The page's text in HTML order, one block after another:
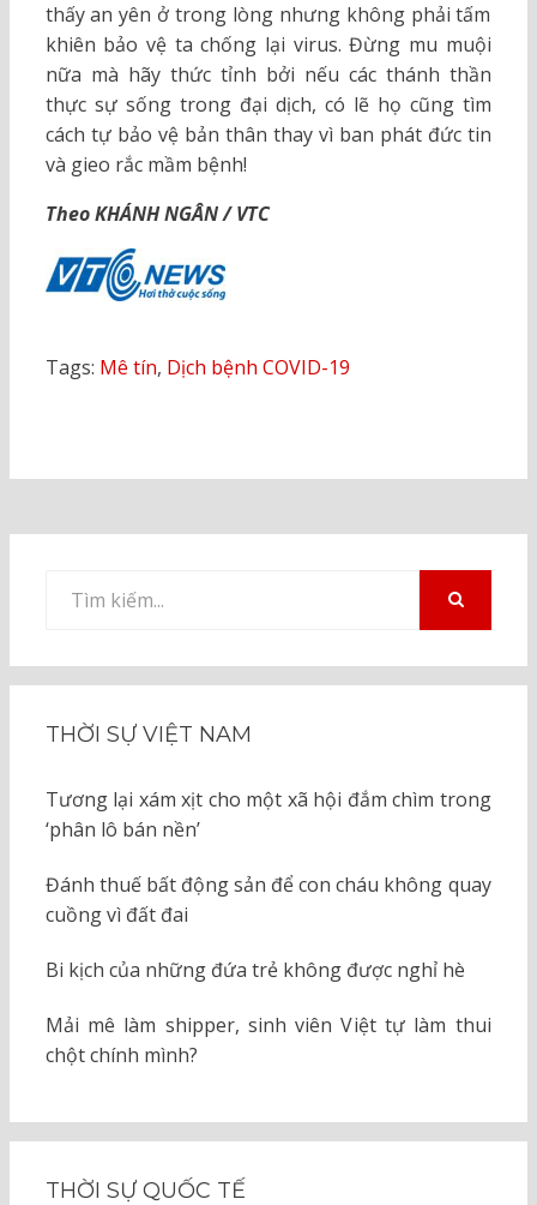
thấy an yên ở trong lòng nhưng không phải tấm
khiên bảo vệ ta chống lại virus. Đừng mu muội
nữa mà hãy thức tỉnh bởi nếu các thánh thần
thực sự sống trong đại dịch, có lẽ họ cũng tìm
cách tự bảo vệ bản thân thay vì ban phát đức tin
và gieo rắc mầm bệnh!
Theo KHÁNH NGÂN / VTC
Tags: Mê tín, Dịch bệnh COVID-19
kiếm
THỜI SỰ VIỆT NAM
Tương lại xám xịt cho một xã hội đắm chìm trong
‘phân lô bán nền’
Đánh thuế bất động sản để con cháu không quay
cuồng vì đất đai
Bi kịch của những đứa trẻ không được nghỉ hè
Mải mê làm shipper, sinh viên Việt tự làm thui
chột chính mình?
THỜI SỰ QUỐC TẾ